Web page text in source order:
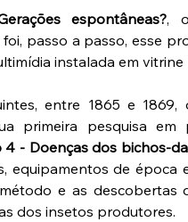
espontâneas?,
passo a passo, esse
instalada em vitrine
entre 1865 e 1869,
primeira pesquisa em
4 - Doenças dos bichos-
equipamentos de época
e as descobertas
dos insetos produtores.